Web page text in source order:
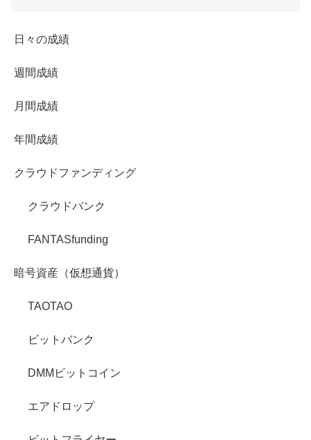
日々の成績
週間成績
月間成績
年間成績
クラウドファンディング
クラウドバンク
FANTASfunding
暗号資産（仮想通貨）
TAOTAO
ビットバンク
DMMビットコイン
エアドロップ